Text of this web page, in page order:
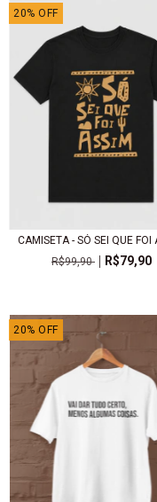
20% OFF
CAMISETA - SÓ SEI QUE FOI
R$99,90
R$79,90
20% OFF